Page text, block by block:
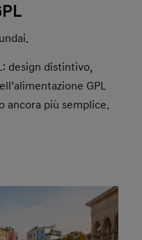
design distintivo,
GPL
ancora più semplice.